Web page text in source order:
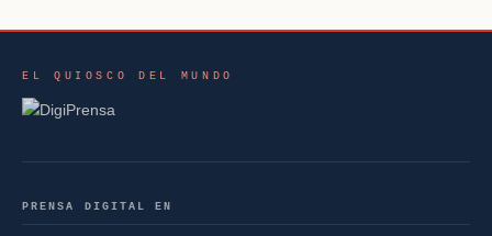
EL QUIOSCO DEL MUNDO
PRENSA DIGITAL EN